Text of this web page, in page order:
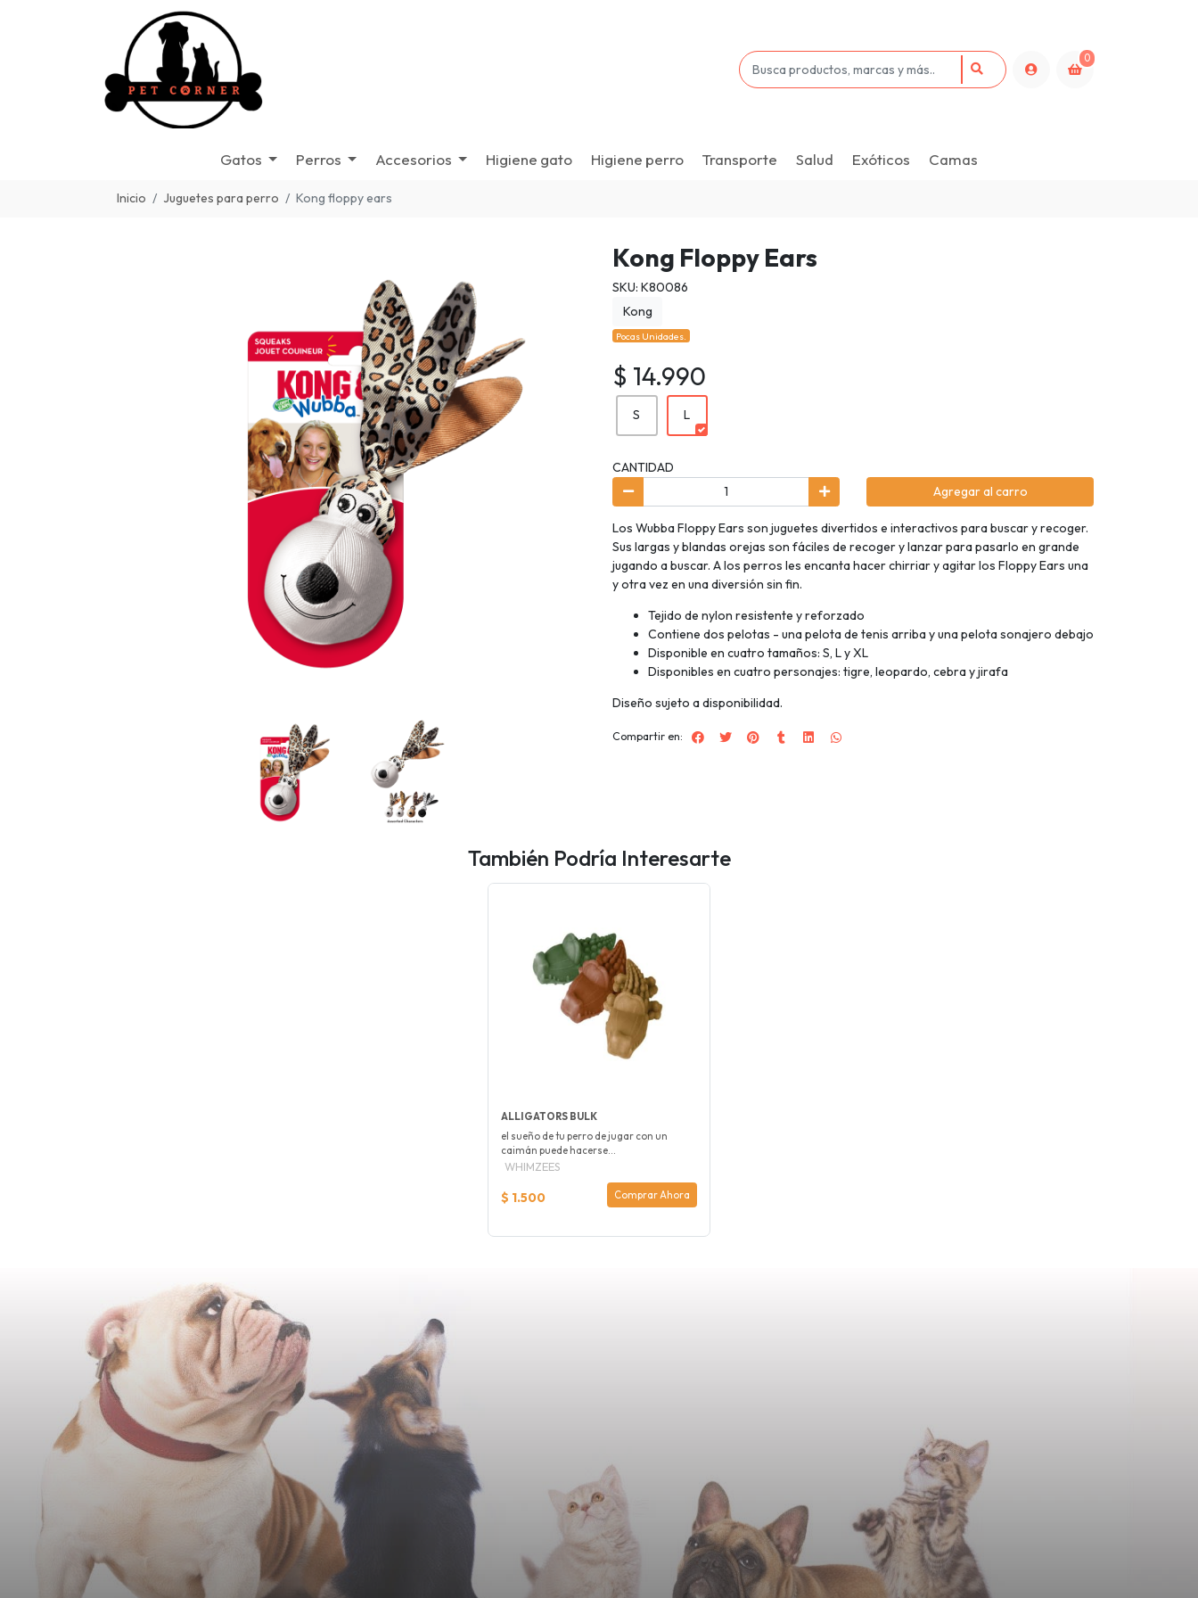
0
Gatos Perros Accesorios Higiene gato Higiene perro Transporte Salud Exóticos Camas
Inicio Juguetes para perro Kong floppy ears
Kong Floppy Ears
SKU: K80086
Kong
Pocas Unidades.
$ 14.990
S L
CANTIDAD
Agregar al carro
Los Wubba Floppy Ears son juguetes divertidos e interactivos para buscar y recoger.
Sus largas y blandas orejas son fáciles de recoger y lanzar para pasarlo en grande
jugando a buscar. A los perros les encanta hacer chirriar y agitar los Floppy Ears una
y otra vez en una diversión sin fin.
Tejido de nylon resistente y reforzado
Contiene dos pelotas - una pelota de tenis arriba y una pelota sonajero debajo
Disponible en cuatro tamaños: S, L y XL
Disponibles en cuatro personajes: tigre, leopardo, cebra y jirafa
Diseño sujeto a disponibilidad.
Compartir en:
También Podría Interesarte
ALLIGATORS BULK
el sueño de tu perro de jugar con un
caimán puede hacerse...
WHIMZEES
$ 1.500 Comprar Ahora